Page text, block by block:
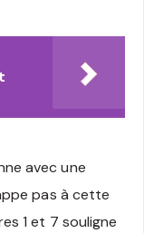
avec une
pas à cette
1 et 7 souligne